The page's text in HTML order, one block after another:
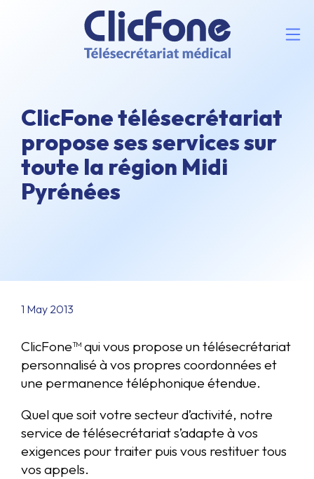
ClicFone télésecrétariat
propose ses services sur
toute la région Midi
Pyrénées
1 May 2013
ClicFone™ qui vous propose un télésecrétariat
personnalisé à vos propres coordonnées et
une permanence téléphonique étendue.
Quel que soit votre secteur d’activité, notre
service de télésecrétariat s’adapte à vos
exigences pour traiter puis vous restituer tous
vos appels.